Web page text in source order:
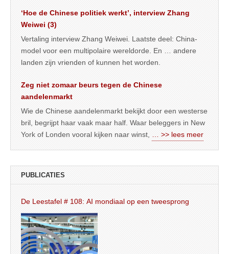
‘Hoe de Chinese politiek werkt’, interview Zhang
Weiwei (3)
Vertaling interview Zhang Weiwei. Laatste deel: China-
model voor een multipolaire wereldorde. En … andere
landen zijn vrienden of kunnen het worden.
Zeg niet zomaar beurs tegen de Chinese
aandelenmarkt
Wie de Chinese aandelenmarkt bekijkt door een westerse
bril, begrijpt haar vaak maar half. Waar beleggers in New
York of Londen vooral kijken naar winst,
… >> lees meer
PUBLICATIES
De Leestafel # 108: AI mondiaal op een tweesprong